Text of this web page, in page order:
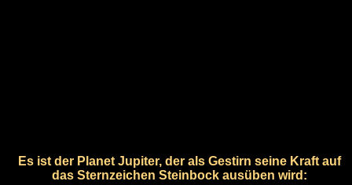
Es ist der Planet Jupiter, der als Gestirn seine Kraft auf
das Sternzeichen Steinbock ausüben wird: